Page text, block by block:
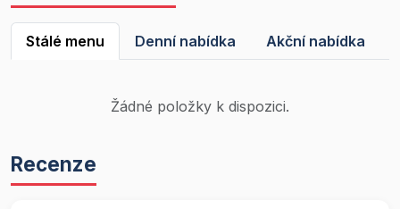
Stálé menu Denní nabídka Akční nabídka
Žádné položky k dispozici.
Recenze